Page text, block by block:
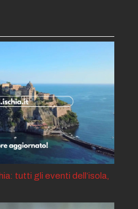
tutti gli eventi dell’isola,